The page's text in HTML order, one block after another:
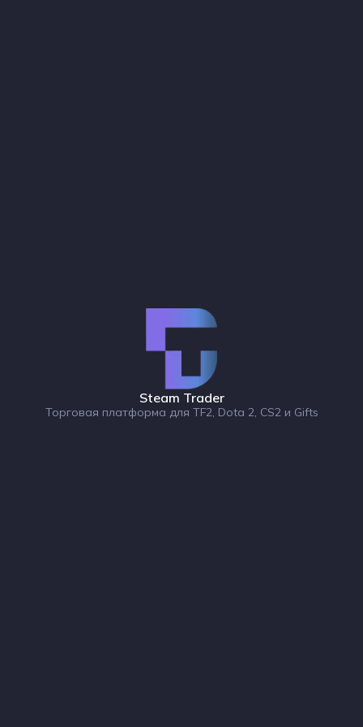
Steam Trader
Торговая платформа для TF2, Dota 2, CS2 и Gifts